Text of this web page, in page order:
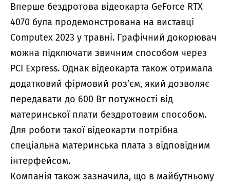
Вперше бездротова відеокарта GeForce RTX
4070 була продемонстрована на виставці
Computex 2023 у травні. Графічний докорювач
можна підключати звичним способом через
PCI Express. Однак відеокарта також отримала
додатковий фірмовий роз’єм, який дозволяє
передавати до 600 Вт потужності від
материнської плати бездротовим способом.
Для роботи такої відеокарти потрібна
спеціальна материнська плата з відповідним
інтерфейсом.
Компанія також зазначила, що в майбутньому